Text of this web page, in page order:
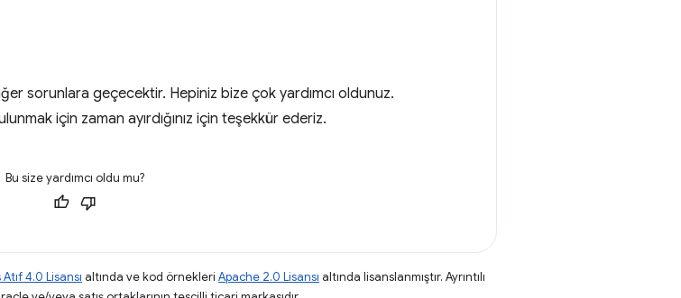
sorunlara geçecektir. Hepiniz bize çok yardımcı oldunuz.
için zaman ayırdığınız için teşekkür ederiz.
Bu size yardımcı oldu mu?
4.0 Lisansı altında ve kod örnekleri Apache 2.0 Lisansı altında lisanslanmıştır. Ayrıntılı